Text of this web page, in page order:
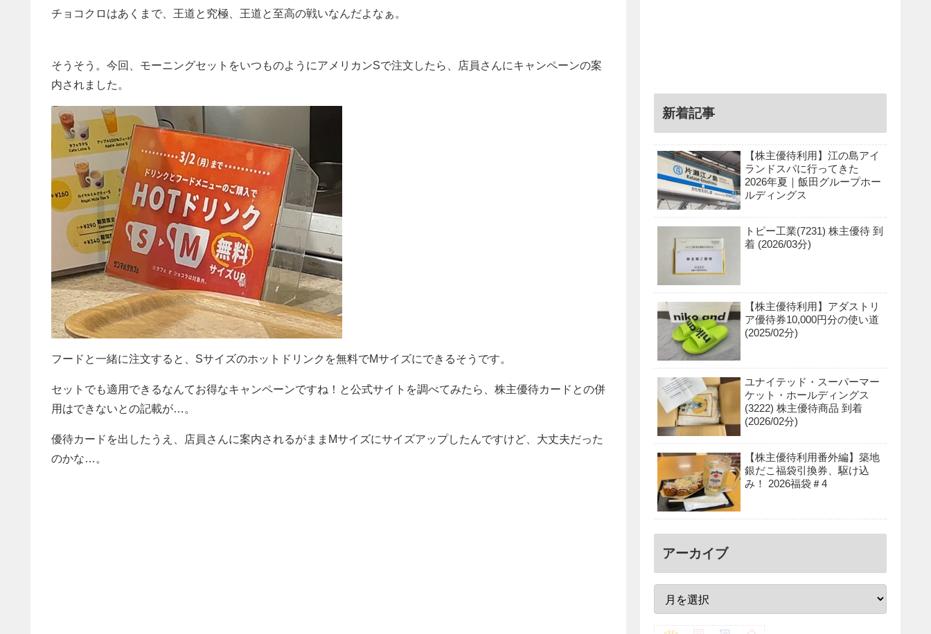
チョコクロはあくまで、王道と究極、王道と至高の戦いなんだよなぁ。
そうそう。今回、モーニングセットをいつものようにアメリカンSで注文したら、店員さんにキャンペーンの案
内されました。
フードと一緒に注文すると、Sサイズのホットドリンクを無料でMサイズにできるそうです。
セットでも適用できるなんてお得なキャンペーンですね！と公式サイトを調べてみたら、株主優待カードとの併
用はできないとの記載が…。
優待カードを出したうえ、店員さんに案内されるがままMサイズにサイズアップしたんですけど、大丈夫だった
のかな…。
新着記事
【株主優待利用】江の島アイ
ランドスパに行ってきた
2026年夏｜飯田グループホー
ルディングス
トピー工業(7231) 株主優待 到
着 (2026/03分)
【株主優待利用】アダストリ
ア優待券10,000円分の使い道
(2025/02分)
ユナイテッド・スーパーマー
ケット・ホールディングス
(3222) 株主優待商品 到着
(2026/02分)
【株主優待利用番外編】築地
銀だこ福袋引換券、駆け込
み！ 2026福袋＃4
アーカイブ